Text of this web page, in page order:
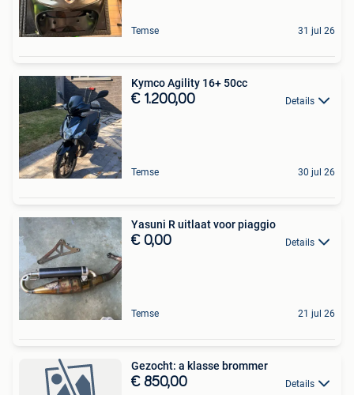
Temse 31 jul 26
Kymco Agility 16+ 50cc
€ 1.200,00 Details
Temse 30 jul 26
Yasuni R uitlaat voor piaggio
€ 0,00 Details
Temse 21 jul 26
Gezocht: a klasse brommer
€ 850,00 Details